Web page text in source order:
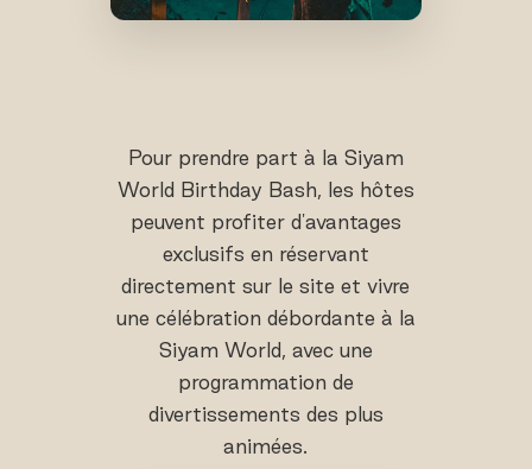
Pour prendre part à la Siyam
World Birthday Bash, les hôtes
peuvent profiter d'avantages
exclusifs en réservant
directement sur le site et vivre
une célébration débordante à la
Siyam World, avec une
programmation de
divertissements des plus
animées.